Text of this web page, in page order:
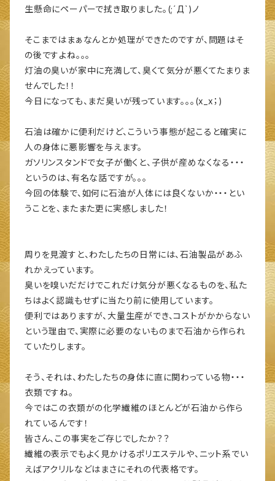
生懸命にペーパーで拭き取りました。(;´Д`)ノ
そこまではまぁなんとか処理ができたのですが、問題はそ
の後ですよね。。。
灯油の臭いが家中に充満して、臭くて気分が悪くてたまりま
せんでした！！
今日になっても、まだ臭いが残っています。。。(x_x；)
石油は確かに便利だけど、こういう事態が起こると確実に
人の身体に悪影響を与えます。
ガソリンスタンドで女子が働くと、子供が産めなくなる・・・
というのは、有名な話ですが。。。
今回の体験で、如何に石油が人体には良くないか・・・とい
うことを、またまた更に実感しました！
周りを見渡すと、わたしたちの日常には、石油製品があふ
れかえっています。
臭いを嗅いだだけでこれだけ気分が悪くなるものを、私た
ちはよく認識もせずに当たり前に使用しています。
便利ではありますが、大量生産ができ、コストがかからない
という理由で、実際に必要のないものまで石油から作られ
ていたりします。
そう、それは、わたしたちの身体に直に関わっている物・・・
衣類ですね。
今ではこの衣類がの化学繊維のほとんどが石油から作ら
れているんです！
皆さん、この事実をご存じでしたか？？
繊維の表示でもよく見かけるポリエステルや、ニット系でい
えばアクリルなどはまさにそれの代表格です。